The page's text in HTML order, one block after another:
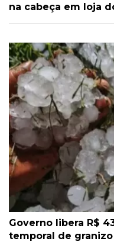
na cabeça em loja
Governo libera R$
temporal de